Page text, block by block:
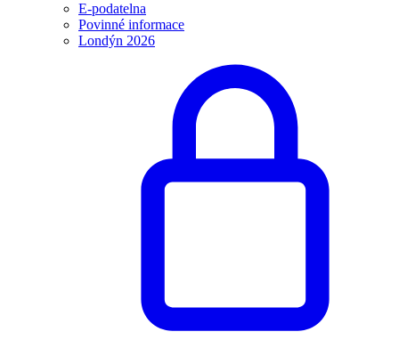
E-podatelna
Povinné informace
Londýn 2026